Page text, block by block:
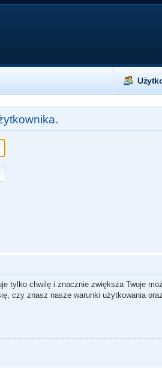
tylko chwilę i znacznie zwiększa Twoje
czy znasz nasze warunki użytkowania